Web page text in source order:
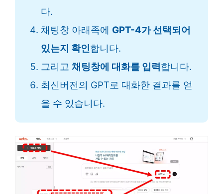
다.
채팅창 아래족에 GPT-4가 선택되어
있는지 확인합니다.
그리고채팅창에 대화를 입력 합니다.
최신버전의 GPT로 대화한 결과를 얻
을 수 있습니다.